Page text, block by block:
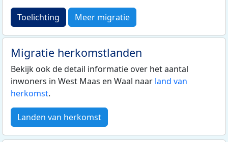
Toelichting Meer migratie
Migratie herkomstlanden
Bekijk ook de detail informatie over het aantal
inwoners in West Maas en Waal naar land van
herkomst.
Landen van herkomst